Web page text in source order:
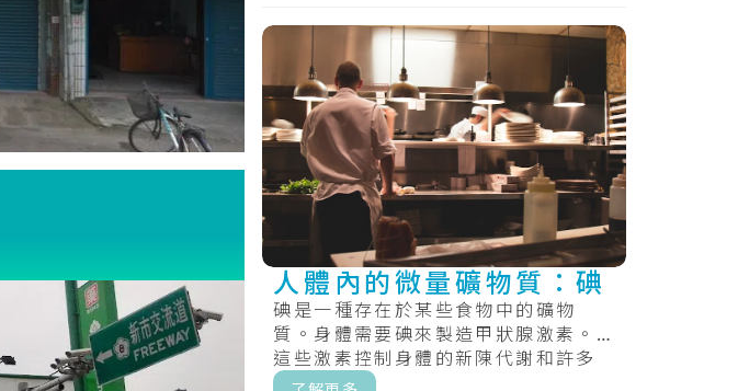
人體內的微量礦物質：碘
碘是一種存在於某些食物中的礦物
質。身體需要碘來製造甲狀腺激素。
這些激素控制身體的新陳代謝和許多
其他重要功能。在懷孕和嬰兒期，身